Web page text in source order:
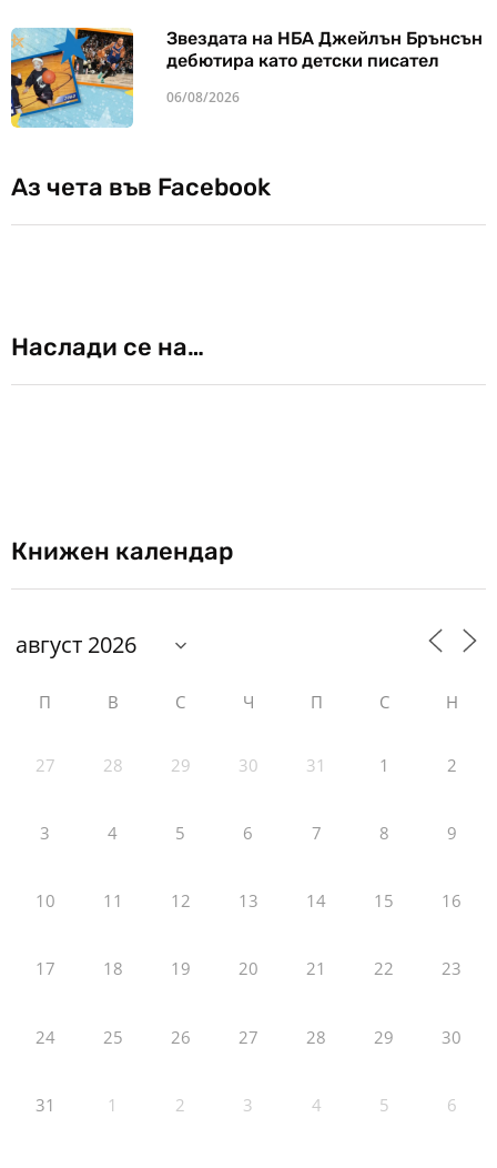
Звездата на НБА Джейлън Брънсън
дебютира като детски писател
06/08/2026
Аз чета във Facebook
Наслади се на…
Книжен календар
П В С Ч П С Н
27 28 29 30 31 1 2
3 4 5 6 7 8 9
10 11 12 13 14 15 16
17 18 19 20 21 22 23
24 25 26 27 28 29 30
31 1 2 3 4 5 6